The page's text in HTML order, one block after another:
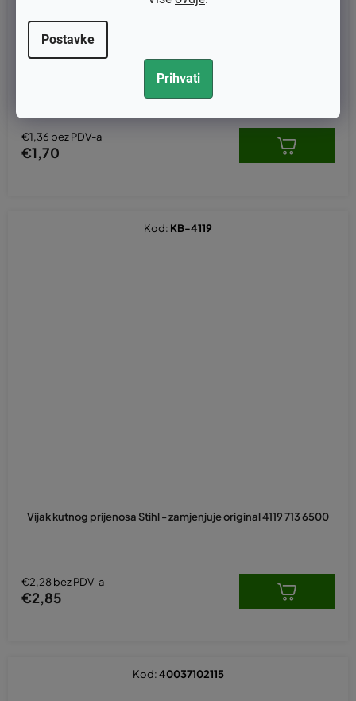
Postavke
Prihvati
Vijak kvačila za Stihl FS 120,200,250,300,350
€1,36 bez PDV-a
€1,70
Vijak kutnog prijenosa Stihl - zamjenjuje original 4119 713 6500
€2,28 bez PDV-a
€2,85
Kod: KB-4119
Kod:40037102115